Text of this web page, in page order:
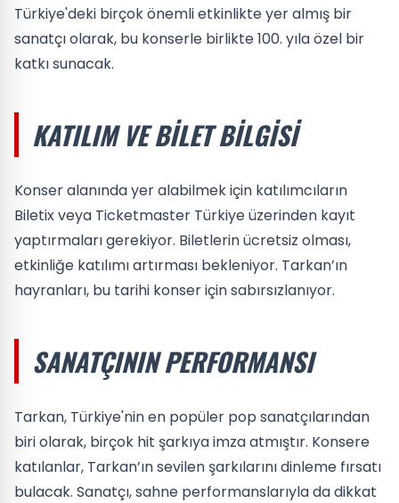
Türkiye'deki birçok önemli etkinlikte yer almış bir
sanatçı olarak, bu konserle birlikte 100. yıla özel bir
katkı sunacak.
KATILIM VE BILET BILGISI
Konser alanında yer alabilmek için katılımcıların
Biletix veya Ticketmaster Türkiye üzerinden kayıt
yaptırmaları gerekiyor. Biletlerin ücretsiz olması,
etkinliğe katılımı artırması bekleniyor. Tarkan’ın
hayranları, bu tarihi konser için sabırsızlanıyor.
SANATÇININ PERFORMANSI
Tarkan, Türkiye'nin en popüler pop sanatçılarından
biri olarak, birçok hit şarkıya imza atmıştır. Konsere
katılanlar, Tarkan’ın sevilen şarkılarını dinleme fırsatı
bulacak. Sanatçı, sahne performanslarıyla da dikkat